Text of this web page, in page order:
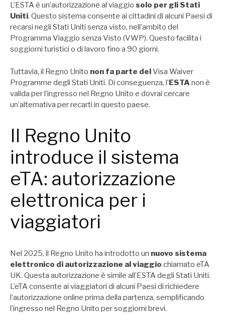
L’ESTA è un’autorizzazione al viaggio solo per gli Stati
Uniti. Questo sistema consente ai cittadini di alcuni Paesi di
recarsi negli Stati Uniti senza visto, nell’ambito del
Programma Viaggio senza Visto (VWP). Questo facilita i
soggiorni turistici o di lavoro fino a 90 giorni.
Tuttavia, il Regno Unito non fa parte delVisa Waiver
Programme degli Stati Uniti. Di conseguenza, l’ESTA non è
valida per l’ingresso nel Regno Unito e dovrai cercare
un’alternativa per recarti in questo paese.
Il Regno Unito
introduce il sistema
eTA: autorizzazione
elettronica per i
viaggiatori
Nel 2025, il Regno Unito ha introdotto un nuovo sistema
elettronico di autorizzazione al viaggio chiamato eTA
UK. Questa autorizzazione è simile all’ESTA degli Stati Uniti.
L’eTA consente ai viaggiatori di alcuni Paesi di richiedere
l’autorizzazione online prima della partenza, semplificando
l’ingresso nel Regno Unito per soggiorni brevi.